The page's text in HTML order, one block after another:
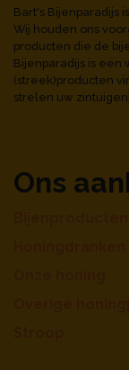
Bart's Bijenparadijs
Wij houden ons
producten die de
Bijenparadijs is een
(streek)producten
strelen uw zintuigen!
Ons